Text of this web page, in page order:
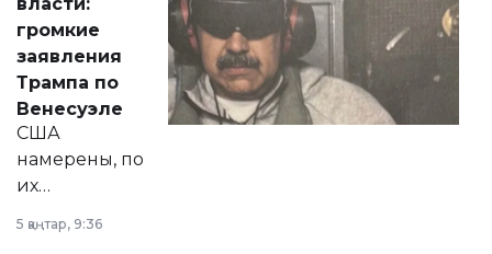
реформах до
вопросов армии,
экономики и
личного здоровья.
громкие
заявления
Трампа по
Венесуэле
США
намерены, по
их
принести
5 қаңтар, 9:36